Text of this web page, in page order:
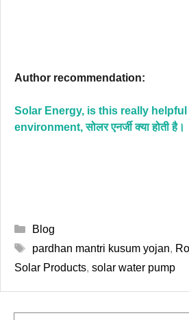
Author recommendation:
Solar Energy, is this really
environment, सोलर एनर्जी क्या होती है।
Categories
Blog
Tags
pardhan mantri kusum yojan,
Solar Products, solar water pump